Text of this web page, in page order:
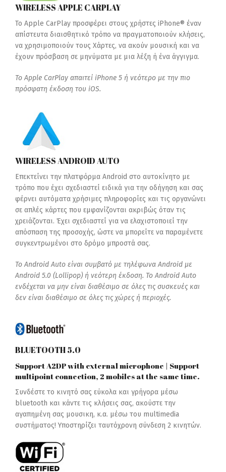
WIRELESS APPLE CARPLAY
Το Apple CarPlay προσφέρει στους χρήστες iPhone® έναν
απίστευτα διαισθητικό τρόπο να πραγματοποιούν κλήσεις,
να χρησιμοποιούν τους Χάρτες, να ακούν μουσική και να
έχουν πρόσβαση σε μηνύματα με μια λέξη ή ένα άγγιγμα.
Το Apple CarPlay απαιτεί iPhone 5 ή νεότερο με την πιο
πρόσφατη έκδοση του iOS.
WIRELESS ANDROID AUTO
Επεκτείνει την πλατφόρμα Android στο αυτοκίνητο με
τρόπο που έχει σχεδιαστεί ειδικά για την οδήγηση και σας
φέρνει αυτόματα χρήσιμες πληροφορίες και τις οργανώνει
σε απλές κάρτες που εμφανίζονται ακριβώς όταν τις
χρειάζονται. Έχει σχεδιαστεί για να ελαχιστοποιεί την
απόσπαση της προσοχής, ώστε να μπορείτε να παραμένετε
συγκεντρωμένοι στο δρόμο μπροστά σας.
Το Android Auto είναι συμβατό με τηλέφωνα Android με
Android 5.0 (Lollipop) ή νεότερη έκδοση. Το Android Auto
ενδέχεται να μην είναι διαθέσιμο σε όλες τις συσκευές και
δεν είναι διαθέσιμο σε όλες τις χώρες ή περιοχές.
BLUETOOTH 5.0
Support A2DP with external microphone | Support
multipoint connection, 2 mobiles at the same time.
Συνδέστε το κινητό σας εύκολα και γρήγορα μέσω
bluetooth και κάντε τις κλήσεις σας, ακούστε την
αγαπημένη σας μουσικη, κ.α. μέσω του multimedia
συστήματος! Υποστηρίζει ταυτόχρονη σύνδεση 2 κινητών.